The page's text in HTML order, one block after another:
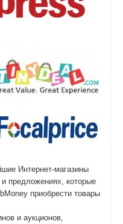
Интернет-магазины
предложениях, которые
приобрести товары
и аукционов,